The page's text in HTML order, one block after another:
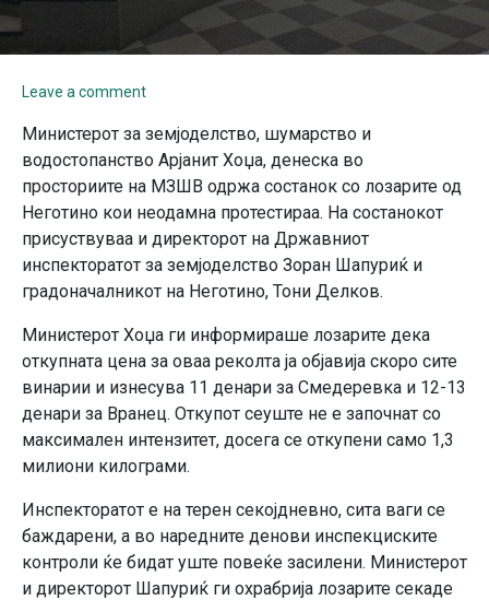
Leave a comment
Министерот за земјоделство, шумарство и
водостопанство Арјанит Хоџа, денеска во
просториите на МЗШВ одржа состанок со лозарите од
Неготино кои неодамна протестираа. На состанокот
присуствуваа и директорот на Државниот
инспекторатот за земјоделство Зоран Шапуриќ и
градоначалникот на Неготино, Тони Делков.
Министерот Хоџа ги информираше лозарите дека
откупната цена за оваа реколта ја објавија скоро сите
винарии и изнесува 11 денари за Смедеревка и 12-13
денари за Вранец. Откупот сеуште не е започнат со
максимален интензитет, досега се откупени само 1,3
милиони килограми.
Инспекторатот е на терен секојдневно, сита ваги се
баждарени, а во наредните денови инспекциските
контроли ќе бидат уште повеќе засилени. Министерот
и директорот Шапуриќ ги охрабрија лозарите секаде